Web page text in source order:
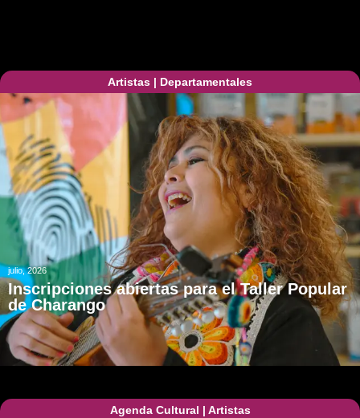
Artistas | Departamentales
julio, 2026
Inscripciones abiertas para el Taller Popular
de Charango
Agenda Cultural | Artistas